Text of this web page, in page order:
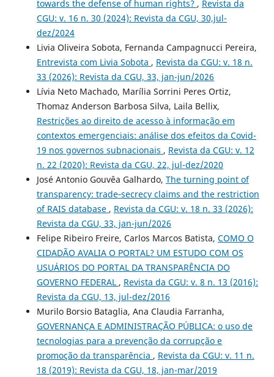
towards the defense of human rights? , Revista da
CGU: v. 16 n. 30 (2024): Revista da CGU, 30,jul-
dez/2024
Livia Oliveira Sobota, Fernanda Campagnucci Pereira,
Entrevista com Livia Sobota , Revista da CGU: v. 18 n.
33 (2026): Revista da CGU, 33, jan-jun/2026
Lívia Neto Machado, Marília Sorrini Peres Ortiz,
Thomaz Anderson Barbosa Silva, Laila Bellix,
Restrições ao direito de acesso à informação em
contextos emergenciais: análise dos efeitos da Covid-
19 nos governos subnacionais , Revista da CGU: v. 12
n. 22 (2020): Revista da CGU, 22, jul-dez/2020
José Antonio Gouvêa Galhardo, The turning point of
transparency: trade‑secrecy claims and the restriction
of RAIS database , Revista da CGU: v. 18 n. 33 (2026):
Revista da CGU, 33, jan-jun/2026
Felipe Ribeiro Freire, Carlos Marcos Batista, COMO O
CIDADÃO AVALIA O PORTAL? UM ESTUDO COM OS
USUÁRIOS DO PORTAL DA TRANSPARÊNCIA DO
GOVERNO FEDERAL , Revista da CGU: v. 8 n. 13 (2016):
Revista da CGU, 13, jul-dez/2016
Murilo Borsio Bataglia, Ana Claudia Farranha,
GOVERNANÇA E ADMINISTRAÇÃO PÚBLICA: o uso de
tecnologias para a prevenção da corrupção e
promoção da transparência , Revista da CGU: v. 11 n.
18 (2019): Revista da CGU, 18, jan-mar/2019